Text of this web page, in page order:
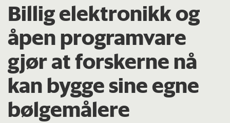
Billig elektronikk og
åpen programvare
gjør at forskerne nå
kan bygge sine egne
bølgemålere